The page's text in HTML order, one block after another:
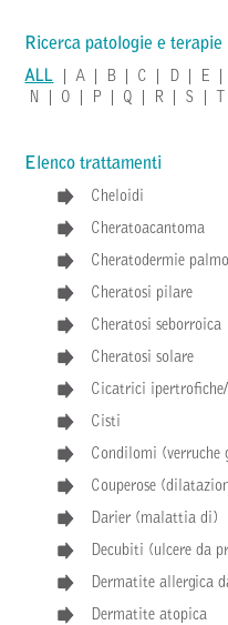
Ricerca patologie e terapie
ALL A| B C D| E
N
O P Q R S T
Elenco trattamenti
Cheloidi
Cheratoacantoma
Cheratodermie
Cheratosi pilare
Cheratosi seborroica
Cheratosi solare
Cicatrici
Cisti
Condilomi (verruche
Couperose
Darier (malattia di)
Decubiti (ulcere da
Dermatite allergica
Dermatite atopica